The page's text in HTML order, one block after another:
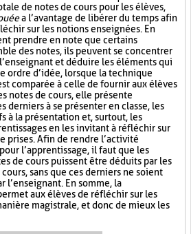
de notes de cours pour les élèves,
a l’avantage de libérer du temps afin
sur les notions enseignées. En
prendre en note que certains
des notes, ils peuvent se concentrer
et déduire les éléments qui
ordre d’idée, lorsque la technique
comparée à celle de fournir aux élèves
notes de cours, elle présente
derniers à se présenter en classe, les
à la présentation et, surtout, les
en les invitant à réfléchir sur
prises. Afin de rendre l’activité
l’apprentissage, il faut que les
de cours puissent être déduits par les
sans que ces derniers ne soient
l’enseignant. En somme, la
aux élèves de réfléchir sur les
magistrale, et donc de mieux les